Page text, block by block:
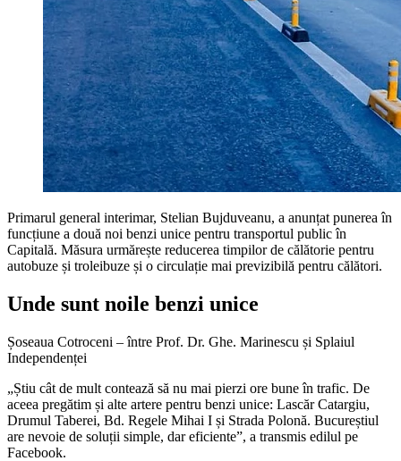
Primarul general interimar, Stelian Bujduveanu, a anunțat punerea în
funcțiune a două noi benzi unice pentru transportul public în
Capitală. Măsura urmărește reducerea timpilor de călătorie pentru
autobuze și troleibuze și o circulație mai previzibilă pentru călători.
Unde sunt noile benzi unice
Șoseaua Cotroceni – între Prof. Dr. Ghe. Marinescu și Splaiul
Independenței
„Știu cât de mult contează să nu mai pierzi ore bune în trafic. De
aceea pregătim și alte artere pentru benzi unice: Lascăr Catargiu,
Drumul Taberei, Bd. Regele Mihai I și Strada Polonă. Bucureștiul
are nevoie de soluții simple, dar eficiente”, a transmis edilul pe
Facebook.